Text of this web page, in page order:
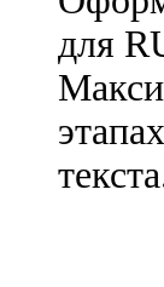
для